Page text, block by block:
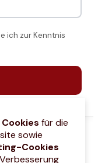
ich zur Kenntnis
für die
sowie
Cookies